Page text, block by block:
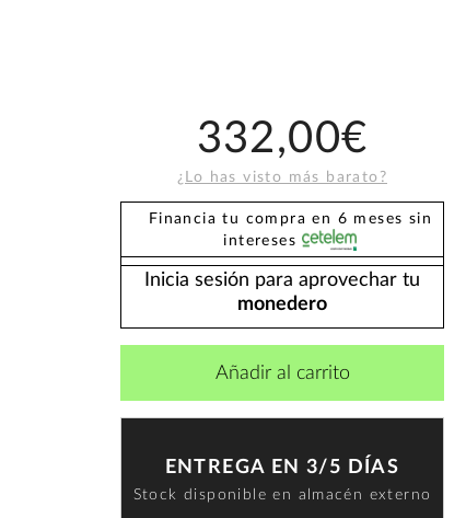
332,00€
¿Lo has visto más barato?
Financia tu compra en 6 meses sin
intereses
Inicia sesión para aprovechar tu
monedero
Añadir al carrito
ENTREGA EN 3/5 DÍAS
Stock disponible en almacén externo